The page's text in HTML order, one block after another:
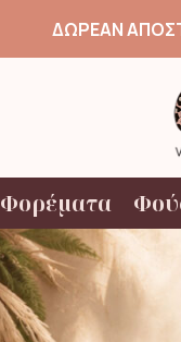
ΔΩΡΕΑΝ
Φορέματα